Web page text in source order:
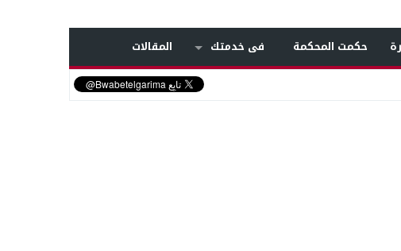
حكمت المحكمة فى خدمتك
المقالات